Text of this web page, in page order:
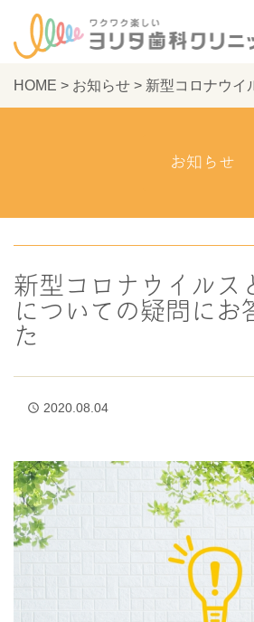
HOME > お知らせ > 新型コロナウイルスと歯科医院 について
お知らせ
新型コロナウイルス
についての疑問にお
た
access_time 2020.08.04